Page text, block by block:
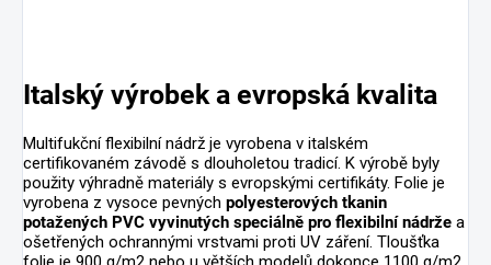
Italský výrobek a evropská kvalita
Multifukční flexibilní nádrž je vyrobena v italském
certifikovaném závodě s dlouholetou tradicí. K výrobě byly
použity výhradně materiály s evropskými certifikáty. Folie je
vyrobena z vysoce pevných polyesterových tkanin
potažených PVC vyvinutých speciálně pro flexibilní nádrže a
ošetřených ochrannými vrstvami proti UV záření. Tloušťka